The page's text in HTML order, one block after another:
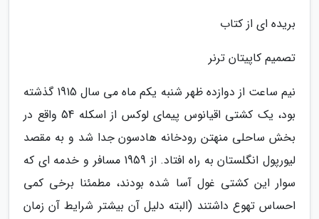
بریده ای از کتاب
تصمیم کاپیتان ترنر
نیم ساعت از دوازده ظهر شنبه یکم ماه می سال 1915 گذشته
بود، یک کشتی اقیانوس پیمای لوکس از اسکله 54 واقع در
بخش ساحلی منهتن رودخانه هادسون جدا شد و به مقصد
لیورپول انگلستان به راه افتاد. از 1959 مسافر و خدمه ای که
سوار این کشتی غول آسا شده بودند، مطمئنا برخی کمی
احساس تهوع داشتند (البته دلیل آن بیشتر شرایط آن زمان